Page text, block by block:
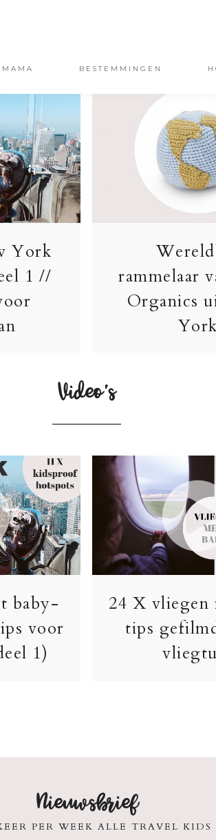
MAMA BESTEMMINGEN
York
1 //
rammelaar
Organics
Video’s
baby-
voor
1)
24 X vliegen
tips
Nieuwsbrief
PER WEEK ALLE TRAVEL KIDS